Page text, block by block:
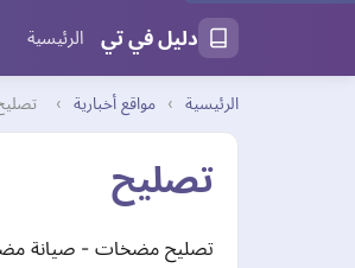
دليل في تي الرئيسية
الرئيسية › مواقع أخبارية ›
تصليح
تصليح مضخات - صيانة